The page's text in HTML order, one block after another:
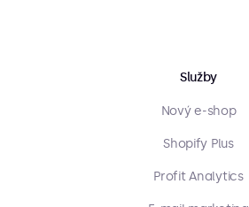
Služby
Nový e-shop
Shopify Plus
Profit Analytics